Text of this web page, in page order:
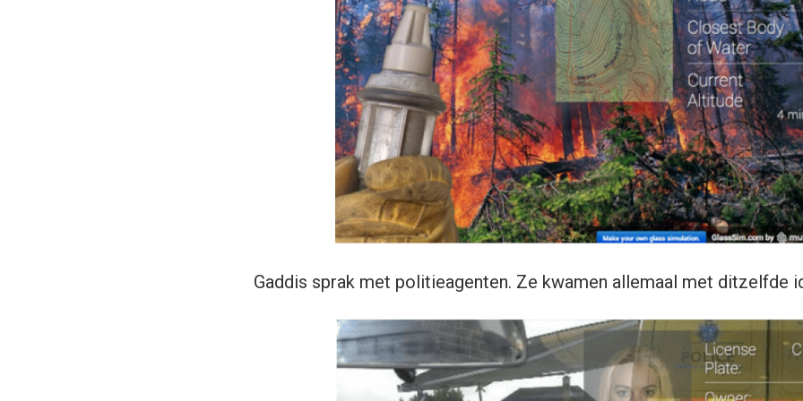
Gaddis sprak met politieagenten. Ze kwamen allemaal met ditzelfde